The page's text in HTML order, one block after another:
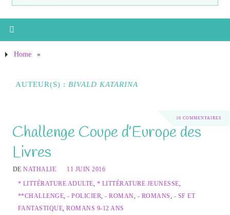
Home »
AUTEUR(S) : BIVALD KATARINA
16 COMMENTAIRES
Challenge Coupe d’Europe des
Livres
DENATHALIE
11 JUIN 2016
* LITTÉRATURE ADULTE, * LITTÉRATURE JEUNESSE,
**CHALLENGE,- POLICIER,- ROMAN, - ROMANS, - SF ET
FANTASTIQUE,ROMANS 9-12 ANS